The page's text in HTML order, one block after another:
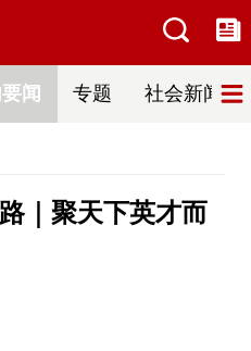
闻 专题 社会新闻
｜聚天下英才而